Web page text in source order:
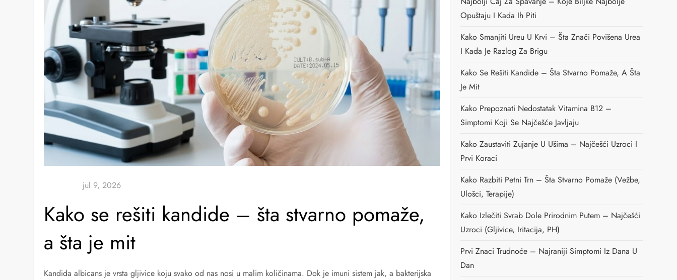
Kako se rešiti kandide – šta stvarno pomaže,
a šta je mit
Kandida albicans je vrsta gljivice koju svako od nas nosi u malim količinama. Dok je imuni sistem jak, a bakterijska
Opuštaju I Kada Ih Piti
Kako Smanjiti Ureu U Krvi – Šta Znači Povišena Urea
I Kada Je Razlog Za Brigu
Kako Se Rešiti Kandide – Šta Stvarno Pomaže, A Šta
Je Mit
Kako Prepoznati Nedostatak Vitamina B12 –
Simptomi Koji Se Najčešće Javljaju
Kako Zaustaviti Zujanje U Ušima – Najčešći Uzroci I
Prvi Koraci
Kako Razbiti Petni Trn – Šta Stvarno Pomaže (vežbe,
Ulošci, Terapije)
Kako Izlečiti Svrab Dole Prirodnim Putem – Najčešći
Uzroci (gljivice, Iritacija, PH)
Prvi Znaci Trudnoće – Najraniji Simptomi Iz Dana U
Dan